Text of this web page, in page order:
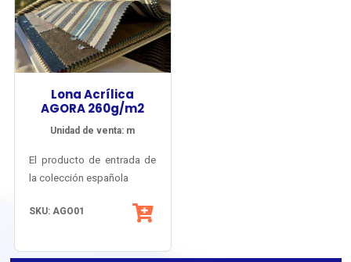
Lona Acrílica
AGORA 260g/m2
Unidad de venta: m
El producto de entrada de
la colección española
con gran diversidad de
listados y múltiples
Su estructura basada en
SKU: AGO01